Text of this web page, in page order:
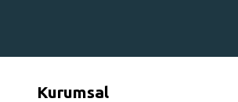
Kurumsal